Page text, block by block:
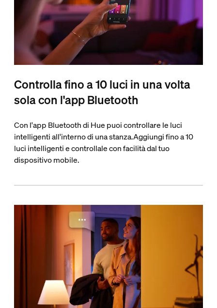
Controlla fino a 10 luci in una volta
sola con l'app Bluetooth
Con l'app Bluetooth di Hue puoi controllare le luci
intelligenti all'interno di una stanza.Aggiungi fino a 10
luci intelligenti e controllale con facilità dal tuo
dispositivo mobile.